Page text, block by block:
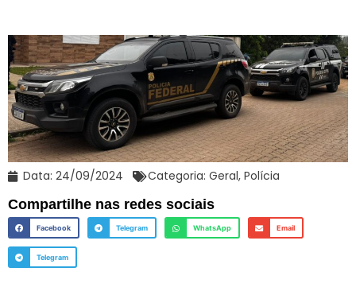
Data: 24/09/2024 Categoria: Geral, Polícia
Compartilhe nas redes sociais
Facebook Telegram WhatsApp Email
Telegram